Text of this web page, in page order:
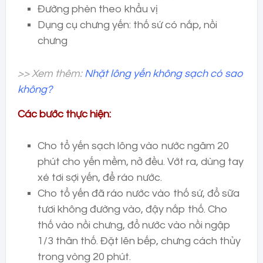
Đường phèn theo khẩu vị
Dụng cụ chưng yến: thố sứ có nắp, nồi
chưng
>> Xem thêm: Nhặt lông yến không sạch có sao
không?
Các bước thực hiện:
Cho tổ yến sạch lông vào nước ngâm 20
phút cho yến mềm, nở đều. Vớt ra, dùng tay
xé tơi sợi yến, để ráo nước.
Cho tổ yến đã ráo nước vào thố sứ, đổ sữa
tươi không đường vào, đậy nắp thố. Cho
thố vào nồi chưng, đổ nước vào nồi ngập
1/3 thân thố. Đặt lên bếp, chưng cách thủy
trong vòng 20 phút.